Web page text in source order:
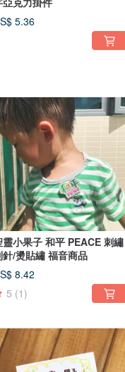
5.36
靈小果子 和平 PEACE 刺繡
針/燙貼繡 福音商品
8.42
5 (1)